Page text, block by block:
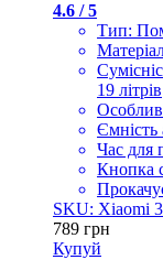
4.6 / 5
Тип:
19 літрів
Час для
Кнопка
SKU: Xiaomi
789 грн
Купуй